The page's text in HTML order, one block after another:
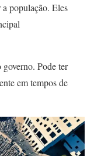
população. Eles
Pode ter
em tempos de